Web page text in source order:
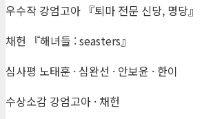
우수작 강엄고아 『퇴마 전문 신당, 명당』
채헌 『해녀들 : seasters』
심사평 노태훈 · 심완선 · 안보윤 · 한이
수상소감 강엄고아 · 채헌